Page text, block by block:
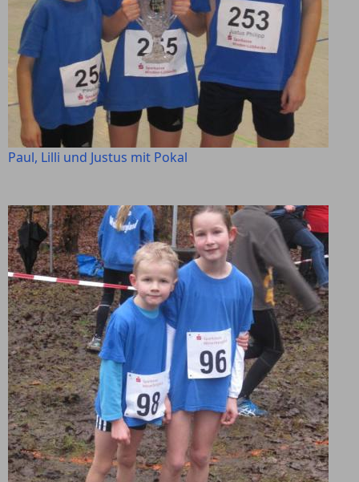
Paul, Lilli und Justus mit Pokal